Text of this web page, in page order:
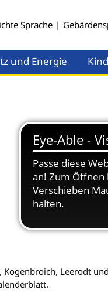
Sprache |
und Energie
Leerodt